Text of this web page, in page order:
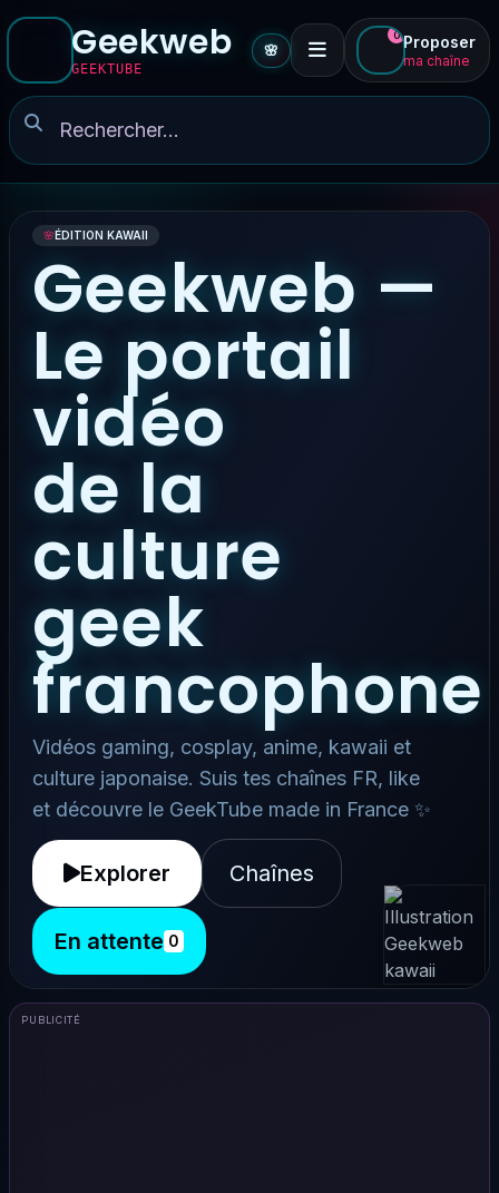
Geekweb
GEEKTUBE
🌸
0 Proposer
ma chaîne
🌸ÉDITION KAWAII
Geekweb —
Le portail
vidéo
de la
culture
geek
francophone
Vidéos gaming, cosplay, anime, kawaii et
culture japonaise. Suis tes chaînes FR, like
et découvre le GeekTube made in France ✨
Explorer Chaînes
En attente 0
PUBLICITÉ